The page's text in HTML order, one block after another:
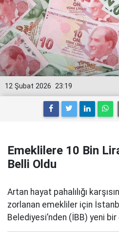
23:19
12 Şubat 2026
Emeklilere 10 Bin
Belli Oldu
Artan hayat pahalılığı
zorlanan emekliler için
Belediyesi’nden (İBB) yeni